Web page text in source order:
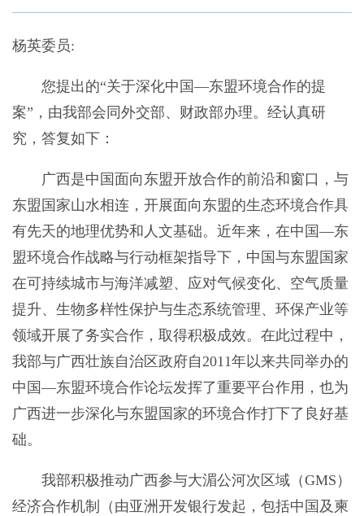
杨英委员:
您提出的“关于深化中国—东盟环境合作的提
案”，由我部会同外交部、财政部办理。经认真研
究，答复如下：
广西是中国面向东盟开放合作的前沿和窗口，与
东盟国家山水相连，开展面向东盟的生态环境合作具
有先天的地理优势和人文基础。近年来，在中国—东
盟环境合作战略与行动框架指导下，中国与东盟国家
在可持续城市与海洋减塑、应对气候变化、空气质量
提升、生物多样性保护与生态系统管理、环保产业等
领域开展了务实合作，取得积极成效。在此过程中，
我部与广西壮族自治区政府自2011年以来共同举办的
中国—东盟环境合作论坛发挥了重要平台作用，也为
广西进一步深化与东盟国家的环境合作打下了良好基
础。
我部积极推动广西参与大湄公河次区域（GMS）
经济合作机制（由亚洲开发银行发起，包括中国及柬